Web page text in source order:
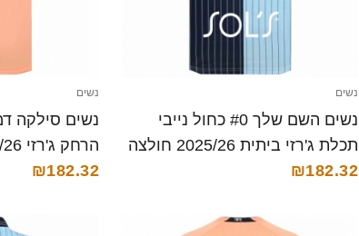
נשים
נשים השם שלך #0 כחול נייבי
תכלת ג'רזי ביתית 2025/26 חולצה
קצרה
₪182.32
נשים
הרחק ג'רזי 2025/26 חולצה קצרה
₪182.32